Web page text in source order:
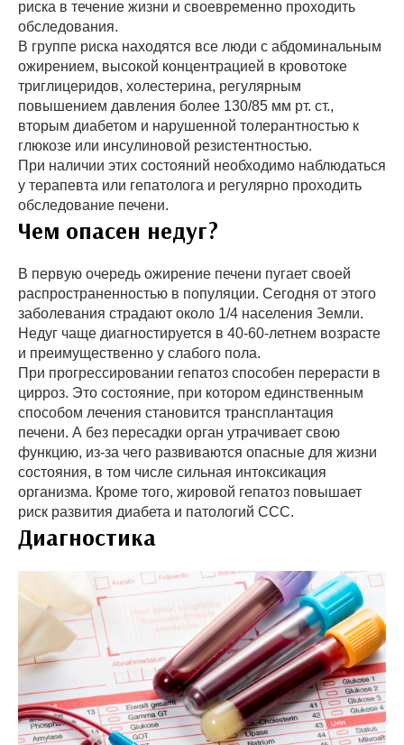
риска в течение жизни и своевременно проходить
обследования.
В группе риска находятся все люди с абдоминальным
ожирением, высокой концентрацией в кровотоке
триглицеридов, холестерина, регулярным
повышением давления более 130/85 мм рт. ст.,
вторым диабетом и нарушенной толерантностью к
глюкозе или инсулиновой резистентностью.
При наличии этих состояний необходимо наблюдаться
у терапевта или гепатолога и регулярно проходить
обследование печени.
Чем опасен недуг?
В первую очередь ожирение печени пугает своей
распространенностью в популяции. Сегодня от этого
заболевания страдают около 1/4 населения Земли.
Недуг чаще диагностируется в 40-60-летнем возрасте
и преимущественно у слабого пола.
При прогрессировании гепатоз способен перерасти в
цирроз. Это состояние, при котором единственным
способом лечения становится трансплантация
печени. А без пересадки орган утрачивает свою
функцию, из-за чего развиваются опасные для жизни
состояния, в том числе сильная интоксикация
организма. Кроме того, жировой гепатоз повышает
риск развития диабета и патологий ССС.
Диагностика